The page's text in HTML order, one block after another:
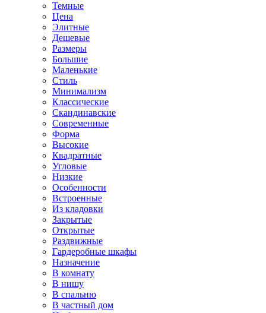
Темные
Цена
Элитные
Дешевые
Размеры
Большие
Маленькие
Стиль
Минимализм
Классические
Скандинавские
Современные
Форма
Высокие
Квадратные
Угловые
Низкие
Особенности
Встроенные
Из кладовки
Закрытые
Открытые
Раздвижные
Гардеробные шкафы
Назначение
В комнату
В нишу
В спальню
В частный дом